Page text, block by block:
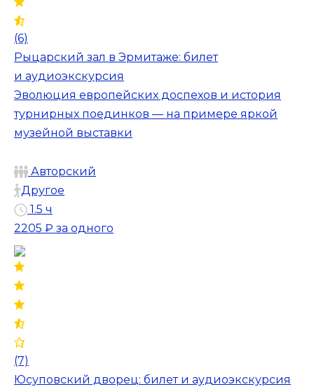
(6)
Рыцарский зал в Эрмитаже: билет
и аудиоэкскурсия
Эволюция европейских доспехов и история
турнирных поединков — на примере яркой
музейной выставки
Авторский
Другое
1.5 ч
2205 ₽ за одного
(7)
Юсуповский дворец: билет и аудиоэкскурсия